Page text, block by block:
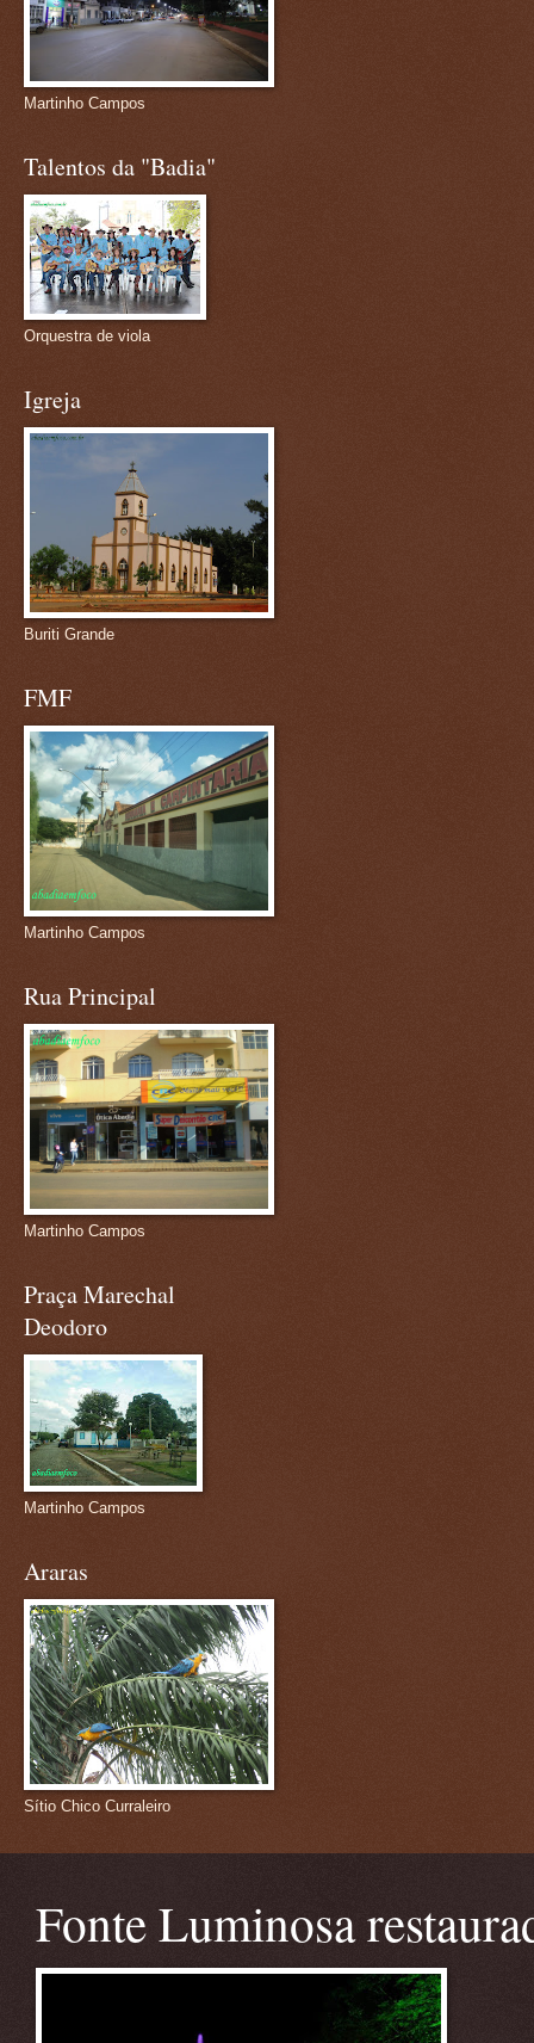
Martinho Campos
Talentos da "Badia"
Orquestra de viola
Igreja
Buriti Grande
FMF
Martinho Campos
Rua Principal
Martinho Campos
Praça Marechal
Deodoro
Martinho Campos
Araras
Sítio Chico Curraleiro
Fonte Luminosa